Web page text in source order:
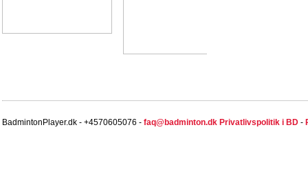
BadmintonPlayer.dk - +4570605076 - faq@badminton.dk Privatlivspolitik i BD -